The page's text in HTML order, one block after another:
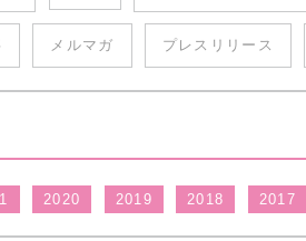
メルマガ プレスリリース
2020 2019 2018 2017